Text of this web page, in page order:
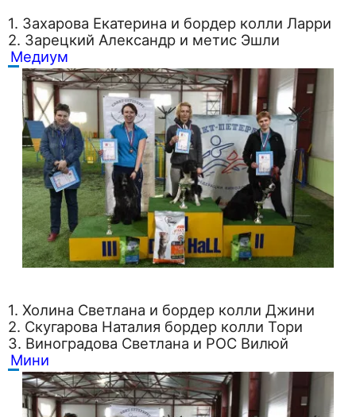
1. Захарова Екатерина и бордер колли Ларри
2. Зарецкий Александр и метис Эшли
Медиум
1. Холина Светлана и бордер колли Джини
2. Скугарова Наталия бордер колли Тори
3. Виноградова Светлана и РОС Вилюй
Мини